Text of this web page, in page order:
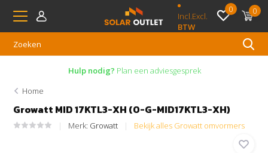
Incl.Excl.
BTW
0 0
Hulp nodig? Plan een adviesgesprek
Home
Growatt MID 17KTL3-XH (O-G-MID17KTL3-XH)
Merk: Growatt Bekijk alles Growatt omvormers